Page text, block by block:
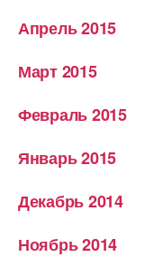
Апрель 2015
Март 2015
Февраль 2015
Январь 2015
Декабрь 2014
Ноябрь 2014